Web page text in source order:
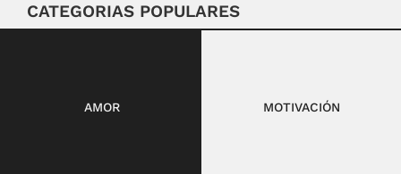
CATEGORIAS POPULARES
AMOR MOTIVACIÓN